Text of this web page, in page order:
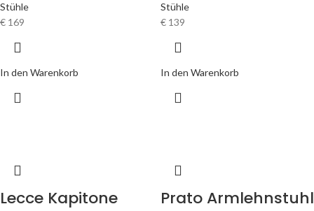
Stühle
€ 169
In den Warenkorb
Stühle
€ 139
In den Warenkorb
Lecce Kapitone Prato Armlehnstuhl